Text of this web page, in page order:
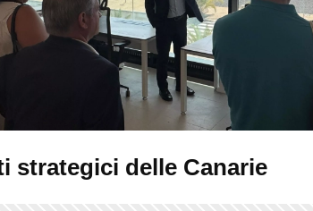
strategici delle Canarie